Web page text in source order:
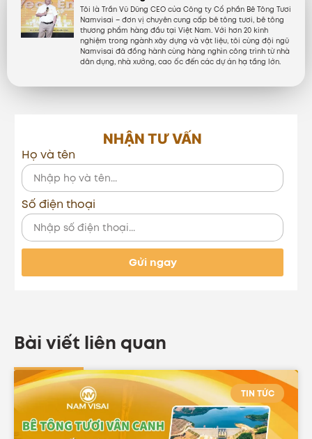
Tôi là Trần Vũ Dũng CEO của Công ty Cổ phần Bê Tông Tươi
Namvisai – đơn vị chuyên cung cấp bê tông tươi, bê tông
thương phẩm hàng đầu tại Việt Nam. Với hơn 20 kinh
nghiệm trong ngành xây dựng và vật liệu, tôi cùng đội ngũ
Namvisai đã đồng hành cùng hàng nghìn công trình từ nhà
dân dụng, nhà xưởng, cao ốc đến các dự án hạ tầng lớn.
NHẬN TƯ VẤN
Họ và tên
Số điện thoại
Gửi ngay
Bài viết liên quan
TIN TỨC